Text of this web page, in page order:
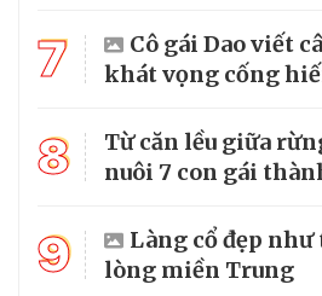
7
Cô gái Dao viết
khát vọng cống
8
Từ căn lều giữa
nuôi 7 con gái
9
Làng cổ đẹp
lòng miền Trung